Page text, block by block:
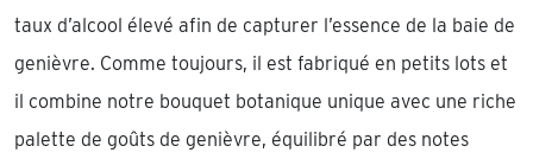
taux d’alcool élevé afin de capturer l’essence de la baie de
genièvre. Comme toujours, il est fabriqué en petits lots et
il combine notre bouquet botanique unique avec une riche
palette de goûts de genièvre, équilibré par des notes